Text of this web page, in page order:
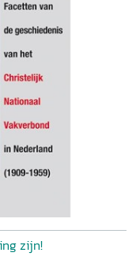
zijn!